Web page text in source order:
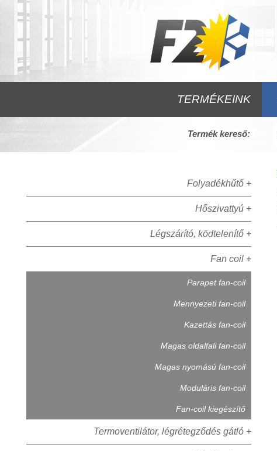
TERMÉKEINK
Termék kereső:
Folyadékhűtő +
Hőszivattyú +
Légszárító, ködtelenítő +
Fan coil +
Parapet fan-coil
Mennyezeti fan-coil
Kazettás fan-coil
Magas oldalfali fan-coil
Magas nyomású fan-coil
Moduláris fan-coil
Fan-coil kiegészítő
Termoventilátor, légrétegződés gátló +